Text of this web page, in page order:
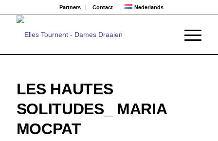
Partners Contact Nederlands
LES HAUTES
SOLITUDES_ MARIA
MOCPAT